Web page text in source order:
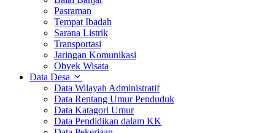
Pasraman
Tempat Ibadah
Sarana Listrik
Transportasi
Jaringan Komunikasi
Obyek Wisata
Data Desa
Data Wilayah Administratif
Data Rentang Umur Penduduk
Data Katagori Umur
Data Pendidikan dalam KK